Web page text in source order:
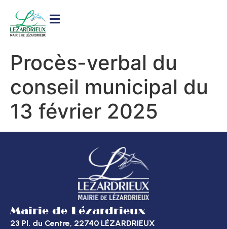
principal
Procès-verbal du
conseil municipal du
13 février 2025
Mairie de Lézardrieux
23 Pl. du Centre, 22740 LÉZARDRIEUX